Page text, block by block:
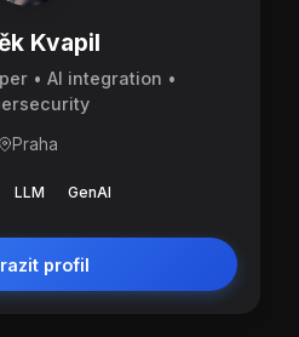
Kvapil
• AI integration •
Praha
LLM GenAI
profil